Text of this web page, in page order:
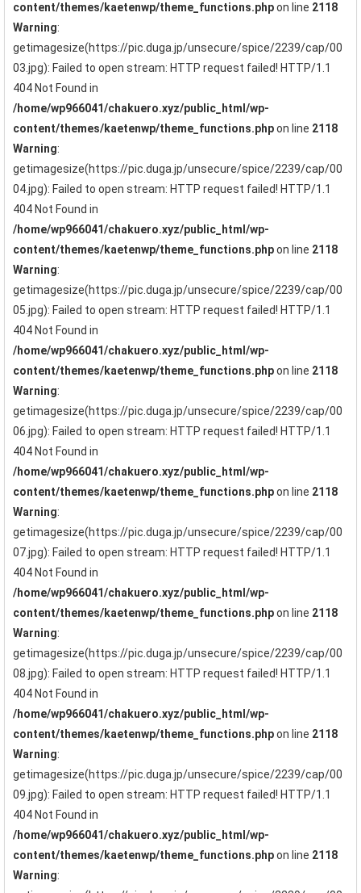
content/themes/kaetenwp/theme_functions.phpon line 2118
Warning:
getimagesize(https://pic.duga.jp/unsecure/spice/2239/cap/00
03.jpg): Failed to open stream: HTTP request failed! HTTP/1.1
404 Not Found in
/home/wp966041/chakuero.xyz/public_html/wp-
content/themes/kaetenwp/theme_functions.phpon line 2118
Warning:
getimagesize(https://pic.duga.jp/unsecure/spice/2239/cap/00
04.jpg): Failed to open stream: HTTP request failed! HTTP/1.1
404 Not Found in
/home/wp966041/chakuero.xyz/public_html/wp-
content/themes/kaetenwp/theme_functions.phpon line 2118
Warning:
getimagesize(https://pic.duga.jp/unsecure/spice/2239/cap/00
05.jpg): Failed to open stream: HTTP request failed! HTTP/1.1
404 Not Found in
/home/wp966041/chakuero.xyz/public_html/wp-
content/themes/kaetenwp/theme_functions.phpon line 2118
Warning:
getimagesize(https://pic.duga.jp/unsecure/spice/2239/cap/00
06.jpg): Failed to open stream: HTTP request failed! HTTP/1.1
404 Not Found in
/home/wp966041/chakuero.xyz/public_html/wp-
content/themes/kaetenwp/theme_functions.phpon line 2118
Warning:
getimagesize(https://pic.duga.jp/unsecure/spice/2239/cap/00
07.jpg): Failed to open stream: HTTP request failed! HTTP/1.1
404 Not Found in
/home/wp966041/chakuero.xyz/public_html/wp-
content/themes/kaetenwp/theme_functions.phpon line 2118
Warning:
getimagesize(https://pic.duga.jp/unsecure/spice/2239/cap/00
08.jpg): Failed to open stream: HTTP request failed! HTTP/1.1
404 Not Found in
/home/wp966041/chakuero.xyz/public_html/wp-
content/themes/kaetenwp/theme_functions.phpon line 2118
Warning:
getimagesize(https://pic.duga.jp/unsecure/spice/2239/cap/00
09.jpg): Failed to open stream: HTTP request failed! HTTP/1.1
404 Not Found in
/home/wp966041/chakuero.xyz/public_html/wp-
content/themes/kaetenwp/theme_functions.phpon line 2118
Warning: